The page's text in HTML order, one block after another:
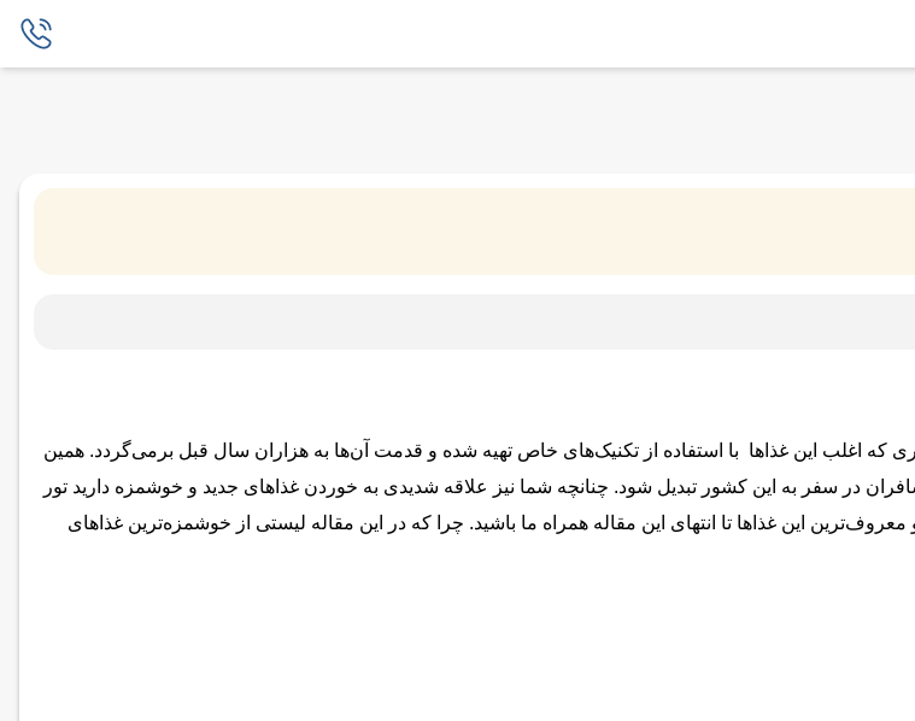
که اغلب این غذاها با استفاده از تکنیک‌های خاص تهیه شده و قدمت آن‌ها به هزاران سال قبل برمی‌گردد. همین
سفر به این کشور تبدیل شود. چنانچه شما نیز علاقه شدیدی به خوردن غذاهای جدید و خوشمزه دارید تور
این غذاها تا انتهای این مقاله همراه ما باشید. چرا که در این مقاله لیستی از خوشمزه‌ترین غذاهای